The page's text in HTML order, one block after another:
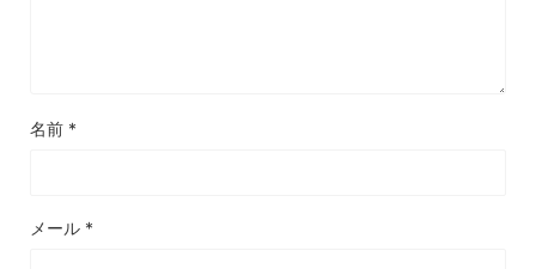
名前 *
メール *